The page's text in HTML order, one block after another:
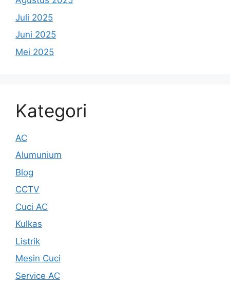
Juli 2025
Juni 2025
Mei 2025
Kategori
AC
Alumunium
Blog
CCTV
Cuci AC
Kulkas
Listrik
Mesin Cuci
Service AC